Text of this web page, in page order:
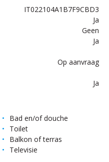
IT022104A1B7F9CBD3
Ja
Geen
Ja
Op aanvraag
Ja
Bad en/of douche
Toilet
Balkon of terras
Televisie